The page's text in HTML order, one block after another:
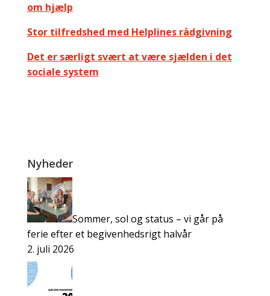
om hjælp
Stor tilfredshed med Helplines rådgivning
Det er særligt svært at være sjælden i det
sociale system
Nyheder
Sommer, sol og status – vi går på
ferie efter et begivenhedsrigt halvår
2. juli 2026